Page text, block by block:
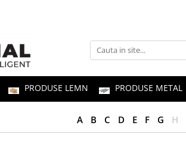
PRODUSE LEMN PRODUSE METAL
A B C D E F G H